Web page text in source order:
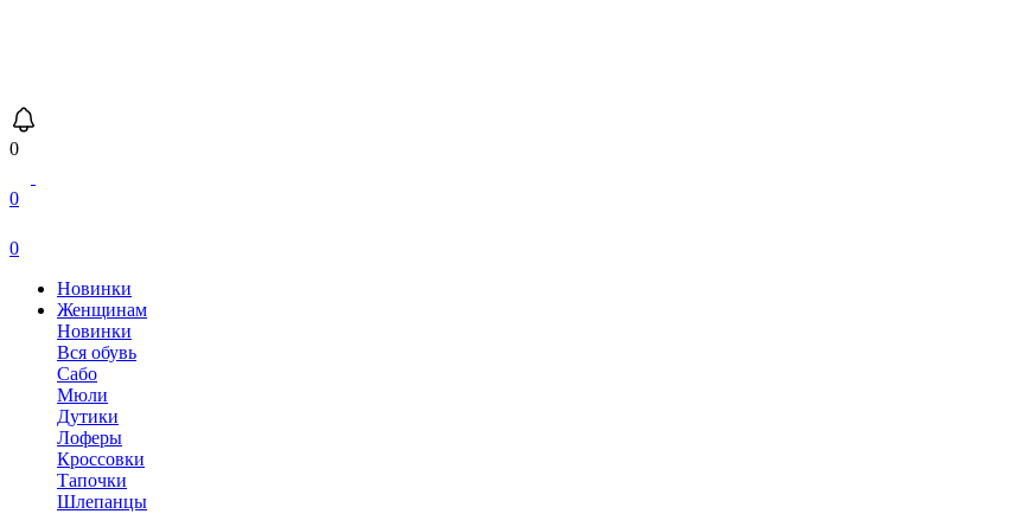
0
0
0
Новинки
Женщинам
Новинки
Вся обувь
Сабо
Мюли
Дутики
Лоферы
Кроссовки
Тапочки
Шлепанцы